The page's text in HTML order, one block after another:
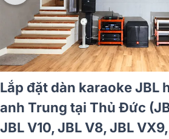
Lắp đặt dàn karaoke JBL
anh Trung tại Thủ Đức
JBL V10, JBL V8, JBL